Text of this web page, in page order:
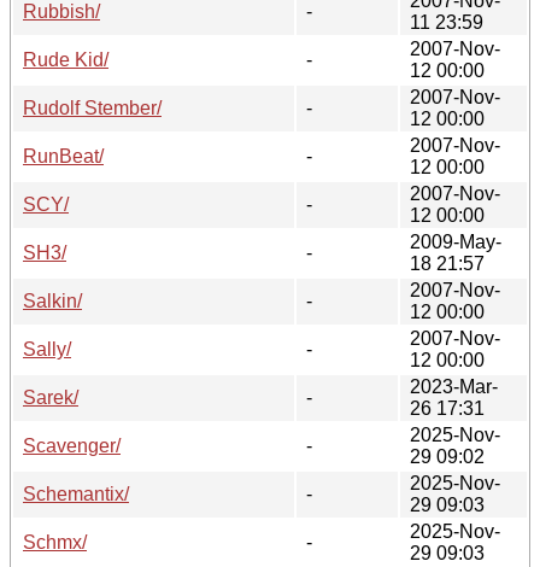
Rubbish/ -
11 23:59
Rude Kid/
-
2007-Nov-
12 00:00
Rudolf Stember/
-
2007-Nov-
12 00:00
RunBeat/
-
2007-Nov-
12 00:00
SCY/
-
2007-Nov-
12 00:00
SH3/
-
2009-May-
18 21:57
Salkin/
-
2007-Nov-
12 00:00
Sally/
-
2007-Nov-
12 00:00
Sarek/
-
2023-Mar-
26 17:31
Scavenger/
-
2025-Nov-
29 09:02
Schemantix/
-
2025-Nov-
29 09:03
Schmx/
-
2025-Nov-
29 09:03